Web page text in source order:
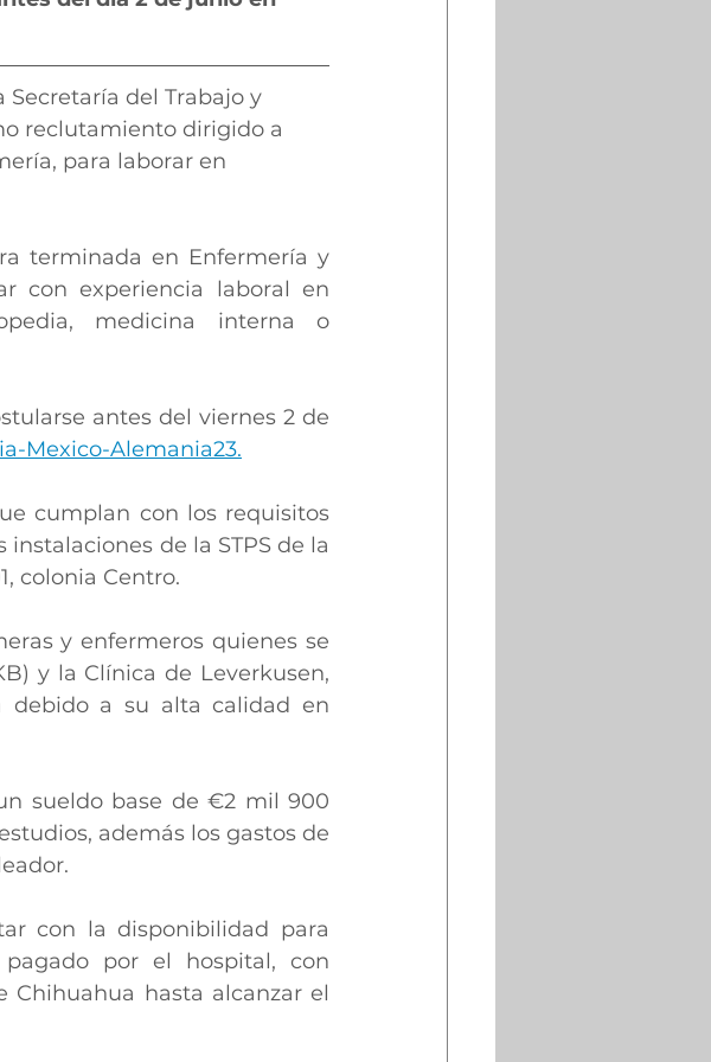
Secretaría del Trabajo y
reclutamiento dirigido a
para laborar en
terminada en Enfermería y
con experiencia laboral en
medicina interna o
antes del viernes 2 de
Mexico-Alemania23.
cumplan con los requisitos
de la STPS de la
colonia Centro.
y enfermeros quienes se
y la Clínica de Leverkusen,
debido a su alta calidad en
sueldo base de €2 mil 900
además los gastos de
con la disponibilidad para
por el hospital, con
Chihuahua hasta alcanzar el